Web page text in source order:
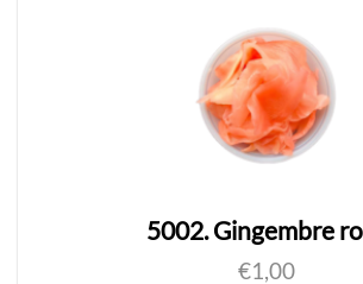
5002. Gingembre
€1,00